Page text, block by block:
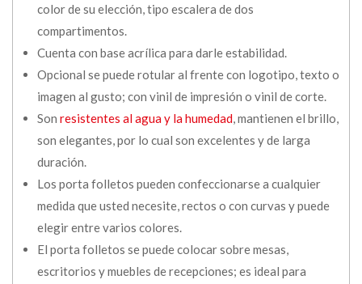
color de su elección, tipo escalera de dos
compartimentos.
Cuenta con base acrílica para darle estabilidad.
Opcional se puede rotular al frente con logotipo, texto o
imagen al gusto; con vinil de impresión o vinil de corte.
Son resistentes al agua y la humedad, mantienen el brillo,
son elegantes, por lo cual son excelentes y de larga
duración.
Los porta folletos pueden confeccionarse a cualquier
medida que usted necesite, rectos o con curvas y puede
elegir entre varios colores.
El porta folletos se puede colocar sobre mesas,
escritorios y muebles de recepciones; es ideal para